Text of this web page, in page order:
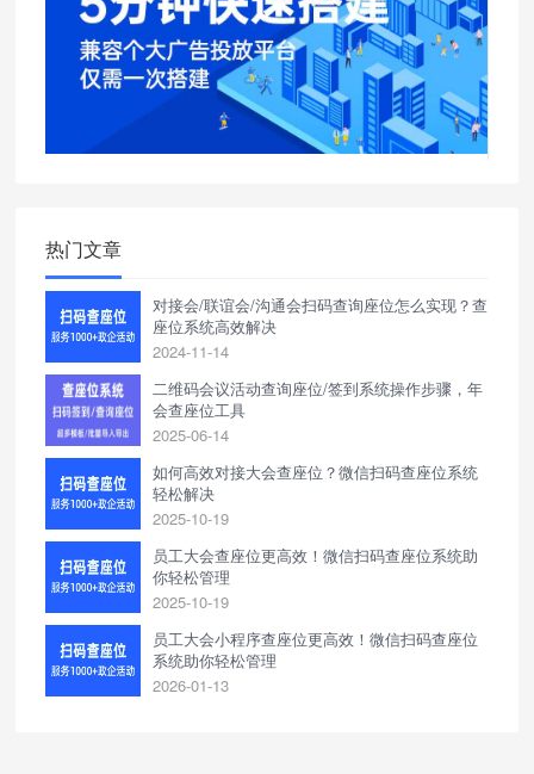
热门文章
对接会/联谊会/沟通会扫码查询座位怎么实现？查
座位系统高效解决
2024-11-14
二维码会议活动查询座位/签到系统操作步骤，年
会查座位工具
2025-06-14
如何高效对接大会查座位？微信扫码查座位系统
轻松解决
2025-10-19
员工大会查座位更高效！微信扫码查座位系统助
你轻松管理
2025-10-19
员工大会小程序查座位更高效！微信扫码查座位
系统助你轻松管理
2026-01-13